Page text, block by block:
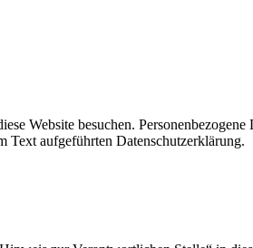
Website besuchen.
Text aufgeführten Datenschutzerklärung.